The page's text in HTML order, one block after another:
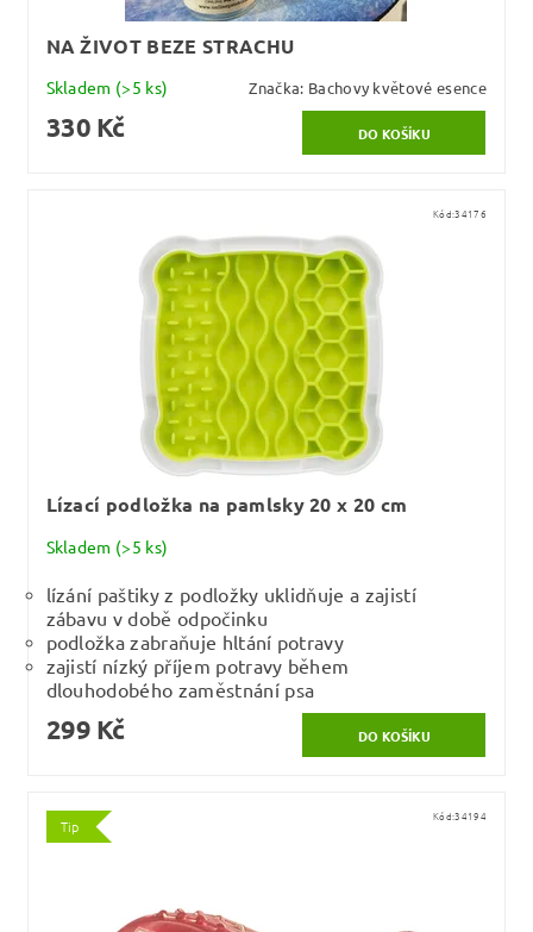
NA ŽIVOT BEZE STRACHU
Skladem (>5 ks) Značka: Bachovy květové esence
330 Kč
Kód:34176
Lízací podložka na pamlsky 20 x 20 cm
Skladem (>5 ks)
lízání paštiky z podložky uklidňuje a zajistí
zábavu v době odpočinku
podložka zabraňuje hltání potravy
zajistí nízký příjem potravy během
dlouhodobého zaměstnání psa
299 Kč
Tip
Kód:34194